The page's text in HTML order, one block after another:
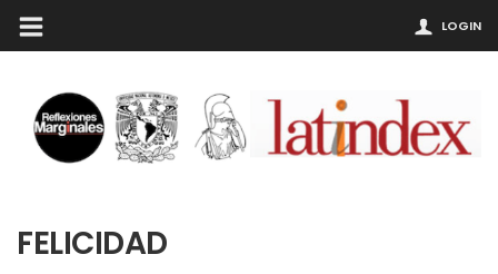
LOGIN
FELICIDAD